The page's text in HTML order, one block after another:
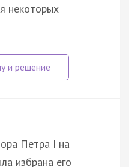
некоторых
Петра I на
избрана его